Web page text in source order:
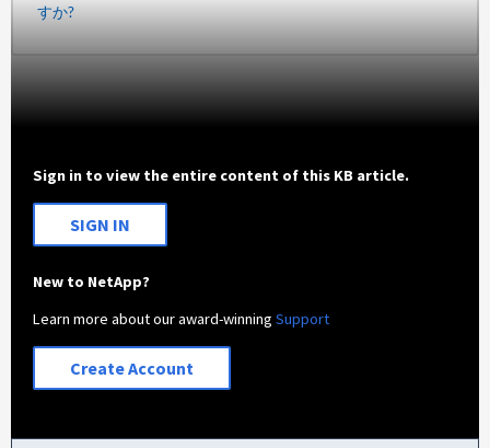
すか?
Sign in to view the entire content of this KB article.
SIGN IN
New to NetApp?
Learn more about our award-winningSupport
Create Account